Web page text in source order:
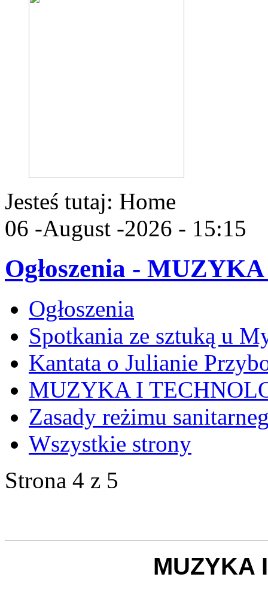
Jesteś tutaj: Home
06 -August -2026 - 15:15
Ogłoszenia -
Ogłoszenia
Spotkania ze sztuką u
Kantata o Julianie
MUZYKA I
Zasady reżimu
Wszystkie strony
Strona 4 z 5
MUZYKA